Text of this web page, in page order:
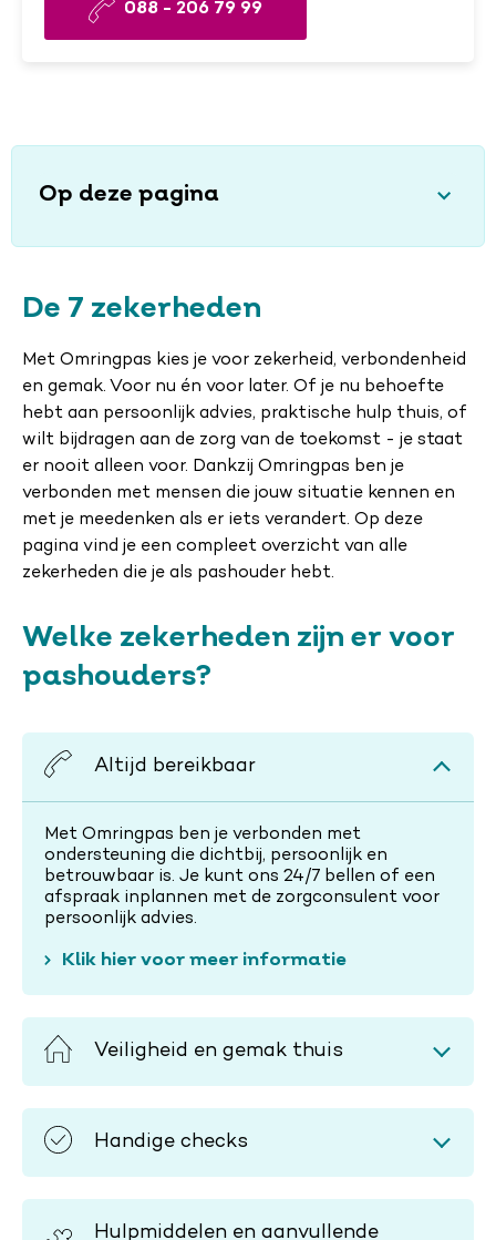
088 - 206 79 99
Op deze pagina
De 7 zekerheden
Met Omringpas kies je voor zekerheid, verbondenheid
en gemak. Voor nu én voor later. Of je nu behoefte
hebt aan persoonlijk advies, praktische hulp thuis, of
wilt bijdragen aan de zorg van de toekomst - je staat
er nooit alleen voor. Dankzij Omringpas ben je
verbonden met mensen die jouw situatie kennen en
met je meedenken als er iets verandert. Op deze
pagina vind je een compleet overzicht van alle
zekerheden die je als pashouder hebt.
Welke zekerheden zijn er voor
pashouders?
Altijd bereikbaar
Met Omringpas ben je verbonden met
ondersteuning die dichtbij, persoonlijk en
betrouwbaar is. Je kunt ons 24/7 bellen of een
afspraak inplannen met de zorgconsulent voor
persoonlijk advies.
Klik hier voor meer informatie
Veiligheid en gemak thuis
Handige checks
Hulpmiddelen en aanvullende